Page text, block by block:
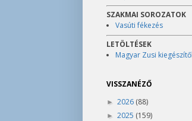
SZAKMAI SOROZATOK
Vasúti fékezés
LETÖLTÉSEK
Magyar Zusi
VISSZANÉZŐ
► 2026 (88)
► 2025 (159)